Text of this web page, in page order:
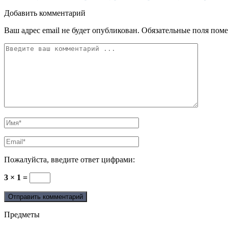
Добавить комментарий
Ваш адрес email не будет опубликован. Обязательные поля
Пожалуйста, введите ответ цифрами:
3 × 1 =
Предметы